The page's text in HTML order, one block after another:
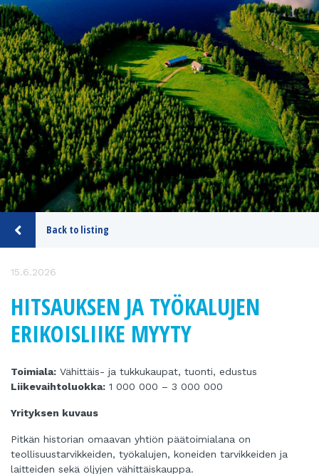
Back to listing
15.6.2026
HITSAUKSEN JA TYÖKALUJEN
ERIKOISLIIKE MYYTY
Toimiala: Vähittäis- ja tukkukaupat, tuonti, edustus
Liikevaihtoluokka: 1 000 000 – 3 000 000
Yrityksen kuvaus
Pitkän historian omaavan yhtiön päätoimialana on
teollisuustarvikkeiden, työkalujen, koneiden tarvikkeiden ja
laitteiden sekä öljyjen vähittäiskauppa.